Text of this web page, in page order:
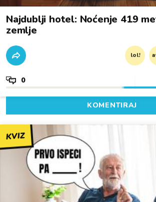
Najdublji hotel: Noćenje 419
zemlje
lol!
0
KOMENTIRAJ
KVIZ